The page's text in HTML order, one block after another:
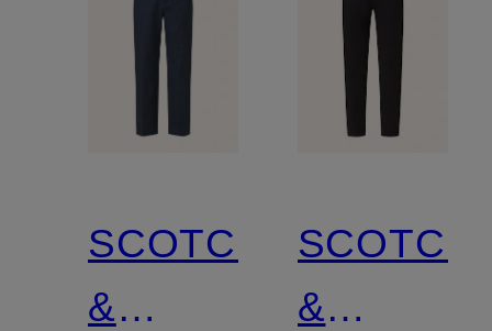
SCOTCH
&
SCOTCH
&